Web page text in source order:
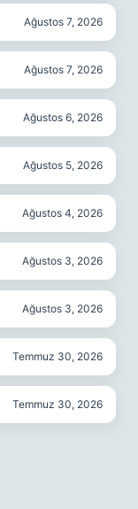
Ağustos 7, 2026
Ağustos 7, 2026
Ağustos 6, 2026
Ağustos 5, 2026
Ağustos 4, 2026
Ağustos 3, 2026
Ağustos 3, 2026
Temmuz 30, 2026
Temmuz 30, 2026